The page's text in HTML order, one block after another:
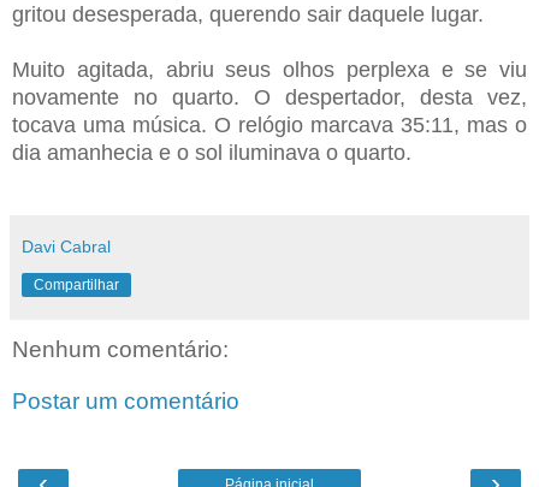
gritou desesperada, querendo sair daquele lugar.
Muito agitada, abriu seus olhos perplexa e se viu
novamente no quarto. O despertador, desta vez,
tocava uma música. O relógio marcava 35:11, mas o
dia amanhecia e o sol iluminava o quarto.
Davi Cabral
Compartilhar
Nenhum comentário:
Postar um comentário